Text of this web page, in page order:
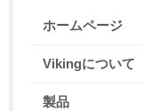
ホームページ
Vikingについて
製品